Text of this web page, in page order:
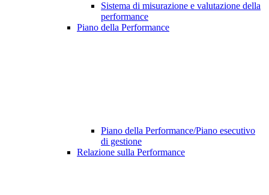
Sistema di misurazione e valutazione della
performance
Piano della Performance
Piano della Performance/Piano esecutivo
di gestione
Relazione sulla Performance